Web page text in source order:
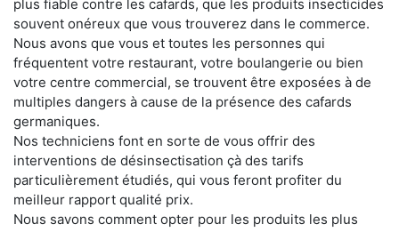
plus fiable contre les cafards, que les produits insecticides
souvent onéreux que vous trouverez dans le commerce.
Nous avons que vous et toutes les personnes qui
fréquentent votre restaurant, votre boulangerie ou bien
votre centre commercial, se trouvent être exposées à de
multiples dangers à cause de la présence des cafards
germaniques.
Nos techniciens font en sorte de vous offrir des
interventions de désinsectisation çà des tarifs
particulièrement étudiés, qui vous feront profiter du
meilleur rapport qualité prix.
Nous savons comment opter pour les produits les plus